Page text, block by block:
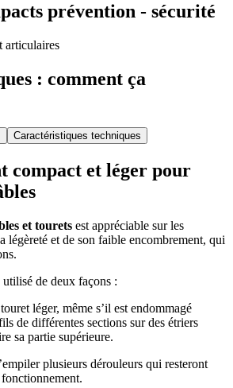
prévention - sécurité
articulaires
: comment ça
Caractéristiques techniques
compact et léger pour
et tourets est appréciable sur les
légèreté et de son faible encombrement, qui
utilisé de deux façons :
léger, même s’il est endommagé
de différentes sections sur des étriers
sa partie supérieure.
plusieurs dérouleurs qui resteront